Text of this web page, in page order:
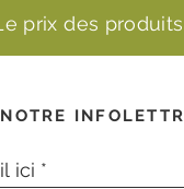
prix des